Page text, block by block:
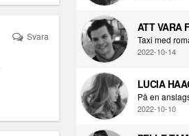
Svara
ATT VARA
Taxi med
2022-10-14
LUCIA
På en
2022-10-10